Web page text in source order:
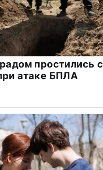
простились с
атаке БПЛА